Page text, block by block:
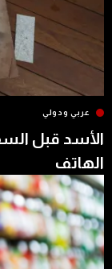
عربي ودولي
الأسد قبل
الهاتف